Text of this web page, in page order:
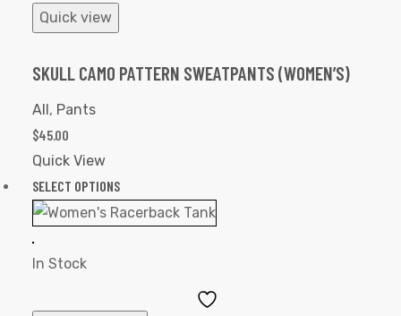
Quick view
SKULL CAMO PATTERN SWEATPANTS (WOMEN’S)
All , Pants
$45.00
Quick View
SELECT OPTIONS
In Stock